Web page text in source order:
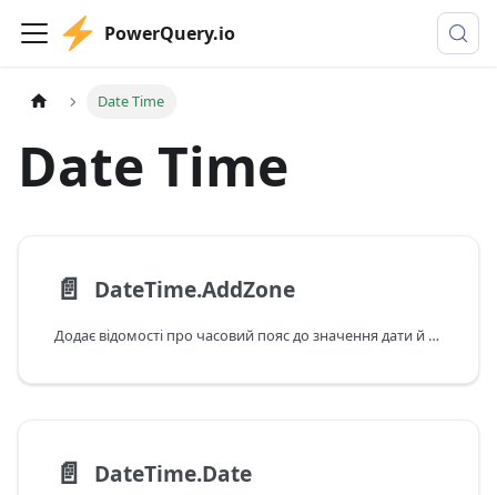
PowerQuery.io
Date Time
Date Time
📄️ DateTime.AddZone
Додає відомості про часовий пояс до значення дати й часу.
📄️ DateTime.Date